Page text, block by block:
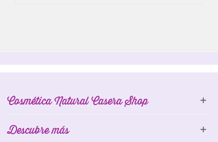
Cosmética Natural Casera Shop
Descubre más